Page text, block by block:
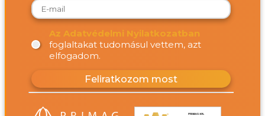
Az Adatvédelmi Nyilatkozatban
foglaltakat tudomásul vettem, azt
elfogadom.
Feliratkozom most